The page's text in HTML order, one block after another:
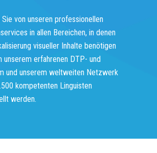
von unseren professionellen
in allen Bereichen, in denen
visueller Inhalte benötigen
unserem erfahrenen DTP- und
und unserem weltweiten Netzwerk
kompetenten Linguisten
werden.